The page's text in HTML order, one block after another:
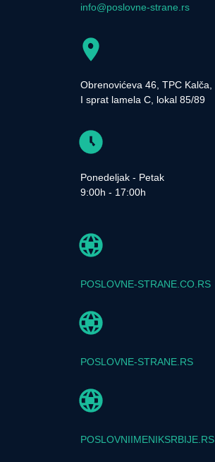
info@poslovne-strane.rs
Obrenovićeva 46, TPC Kalča,
I sprat lamela C, lokal 85/89
Ponedeljak - Petak
9:00h - 17:00h
POSLOVNE-STRANE.CO.RS
POSLOVNE-STRANE.RS
POSLOVNIIMENIKSRBIJE.RS